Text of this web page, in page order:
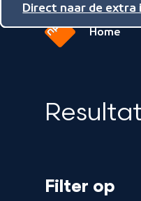
Direct naar de
Direct naar de
Direct naar de
van
NPO
Home
Filter op